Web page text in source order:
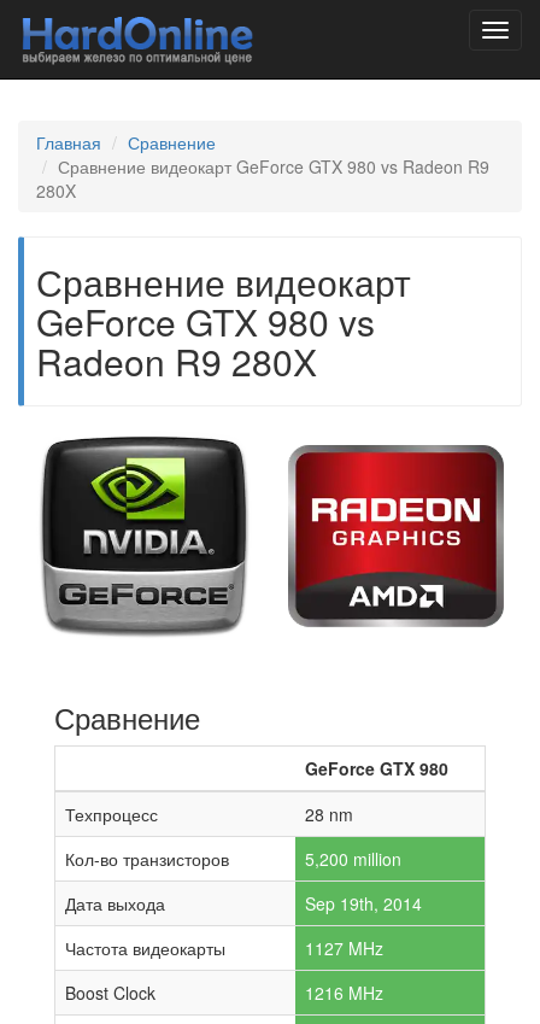
Главная
Сравнение
Сравнение видеокарт GeForce GTX 980 vs Radeon R9
280X
Сравнение видеокарт
GeForce GTX 980 vs
Radeon R9 280X
Сравнение
GeForce GTX 980
Техпроцесс
28 nm
Кол-во транзисторов
5,200 million
Дата выхода
Sep 19th, 2014
Частота видеокарты
1127 MHz
Boost Clock
1216 MHz